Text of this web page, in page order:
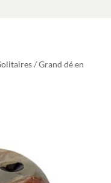
/ Grand dé en